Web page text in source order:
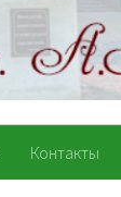
Контакты